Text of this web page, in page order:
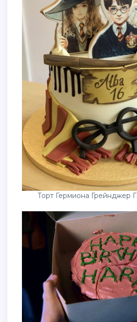
Торт Гермиона Грейнджер